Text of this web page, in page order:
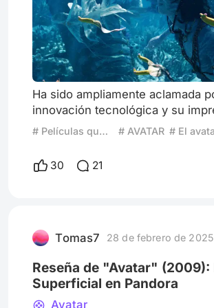
Ha sido ampliamente aclamada
innovación tecnológica y su
espectáculo visual,
un fenómeno de taquilla. Sin
allá de su deslumbrante
película enfrenta críticas que
en términos de narrativa, desarro
# Películas que Resaltan Lugares # AVATAR
30 21
Tomas7 28 de febrero de 2025
Reseña de "Avatar" (2009):
Superficial en Pandora
Avatar